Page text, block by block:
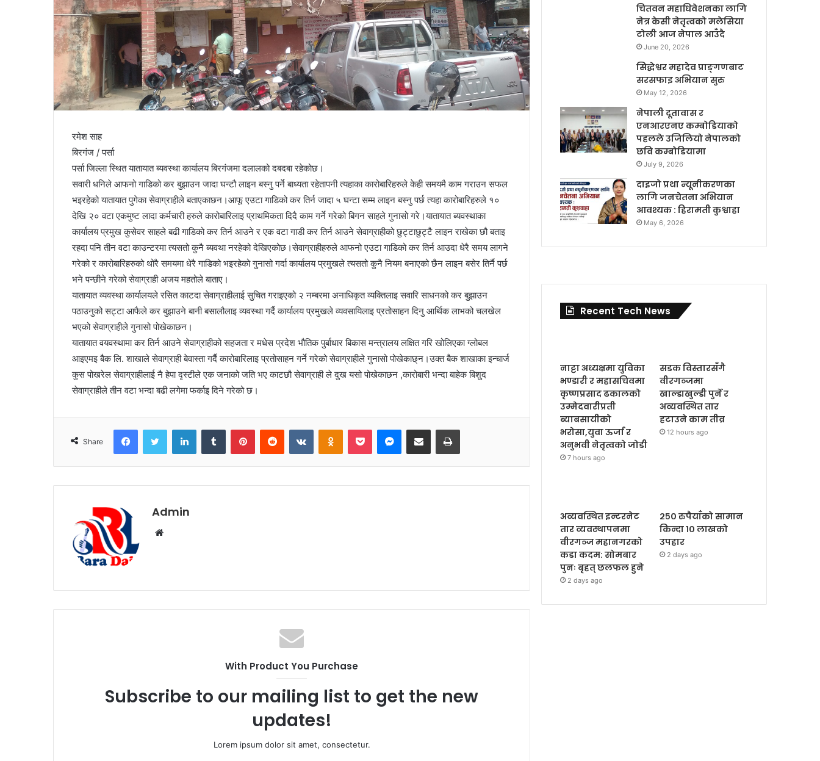
रमेश साह
बिरगंज / पर्सा
पर्सा जिल्ला स्थित यातायात ब्यवस्था कार्यालय बिरगंजमा दलालको दबदबा रहेकोछ।
सवारी धनिले आफनो गाडिको कर बुझाउन जादा घन्टौ लाइन बस्नु पर्ने बाध्यता रहेतापनी त्यहाका कारोबारिहरुले केही समयमै काम गराउन सफल
भइरहेको यातायात पुगेका सेवाग्राहीले बताएकाछन।आफू एउटा गाडिको कर तिर्न जादा ५ घन्टा सम्म लाइन बस्नु पर्छ त्यहा कारोबारिहरुले १०
देखि २० वटा एकमुष्ट लादा कर्मचारी हरुले कारोबारिलाइ प्राथमिकता दिदै काम गर्ने गरेको बिगन साहले गुनासो गरे।यातायात ब्यवस्थाका
कार्यालय प्रमुख कुसेवर साहले बढी गाडिको कर तिर्न आउने र एक वटा गाडी कर तिर्न आउने सेवाग्राहीको छुट्टाछुट्टै लाइन राखेका छौ बताइ
रहदा पनि तीन वटा काउन्टरमा त्यसतो कुनै ब्यवथा नरहेको देखिएकोछ।सेवाग्राहीहरुले आफनो एउटा गाडिको कर तिर्न आउदा धेरै समय लागने
गरेको र कारोबारिहरुको थोरै समयमा धेरै गाडिको भइरहेको गुनासो गर्दा कार्यालय प्रमुखले त्यसतो कुनै नियम बनाएको छैन लाइन बसेर तिर्नै पर्छ
भने पन्छीने गरेको सेवाग्राही अजय महतोले बाताए।
यातायात व्यवस्था कार्यालयले रसित काटदा सेवाग्राहीलाई सुचित गराइएको २ नम्बरमा अनाधिकृत व्यक्तिलाइ सवारि साधनको कर बुझाउन
पठाउनुको सट्टा आफैले कर बुझाउने बानी बसालौलाइ व्यवस्था गर्दै कार्यालय प्रमुखले व्यवसायिलाइ प्रतोसाहन दिनु आर्थिक लाभको चलखेल
भएको सेवाग्राहीले गुनासो पोखेकाछन।
यातायात वयवस्थामा कर तिर्न आउने सेवाग्राहीको सहजता र मधेस प्रदेश भौतिक पुर्बाधार बिकास मन्त्रालय लक्षित गरि खोलिएका ग्लोबल
आइएमइ बैक लि. शाखाले सेवाग्राही बेवास्ता गर्दै कारोबारिलाइ प्रतोसाहन गर्ने गरेको सेवाग्राहीले गुनासो पोखेकाछ्न।उक्त बैक शाखाका इन्चार्ज
कुस पोखरेल सेवाग्राहीलाई नै हेपा दृस्टीले एक जनाको जति भए काटछौ सेवाग्राही ले दुख यसो पोखेकाछन ,कारोबारी भन्दा बाहेक बिशुद
सेवाग्राहीले तीन वटा भन्दा बढी लगेमा फर्काइ दिने गरेको छ।
Share
Admin
i
With Product You Purchase
Subscribe to our mailing list to get the new
updates!
Lorem ipsum dolor sit amet, consectetur.
चितवन महाधिवेशनका लागि
नेत्र केसी नेतृत्वको मलेसिया
टोली आज नेपाल आउँदै
June 20, 2026
सिद्धेश्वर महादेव प्राङ्गणबाट
सरसफाइ अभियान सुरु
May 12, 2026
नेपाली दूतावास र
एनआरएनए कम्बोडियाको
पहलले उजिलियो नेपालको
छवि कम्बोडियामा
July 9, 2026
दाइजो प्रथा न्यूनीकरणका
लागि जनचेतना अभियान
आवश्यक : हिरामती कुश्वाहा
May 6, 2026
Recent Tech News
नाट्टा अध्यक्षमा युविका
भण्डारी र महासचिवमा
कृष्णप्रसाद ढकालको
उम्मेदवारीप्रती
ब्याबसायीको
भरोसा,युवा ऊर्जा र
अनुभवी नेतृत्वको जोडी
7 hours ago
सडक विस्तारसँगै
वीरगञ्जमा
खाल्डाखुल्डी पुर्ने र
अव्यवस्थित तार
हटाउने काम तीव्र
12 hours ago
अव्यवस्थित इन्टरनेट
तार व्यवस्थापनमा
वीरगञ्ज महानगरको
कडा कदम: सोमबार
पुनः बृहत् छलफल हुने
2 days ago
२५० रुपैयाँको सामान
किन्दा १० लाखको
उपहार
2 days ago